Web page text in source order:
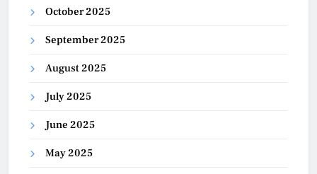
October 2025
September 2025
August 2025
July 2025
June 2025
May 2025